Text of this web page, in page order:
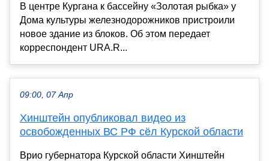
В центре Кургана к бассейну «Золотая рыбка» у
Дома культуры железнодорожников пристроили
новое здание из блоков. Об этом передает
корреспондент URA.R...
09:00, 07 Апр
Хинштейн опубликовал видео из
освобожденных ВС РФ сёл Курской области
Врио губернатора Курской области Хинштейн